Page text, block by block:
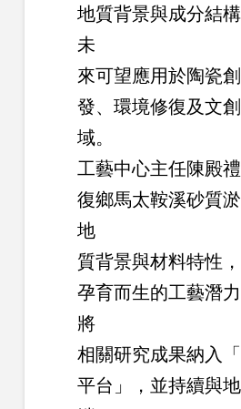
地質背景與成分結
未
來可望應用於陶瓷
發、環境修復及文
域。
工藝中心主任陳殿
復鄉馬太鞍溪砂質
地
質背景與材料特性
孕育而生的工藝潛
將
相關研究成果納入
平台」，並持續與